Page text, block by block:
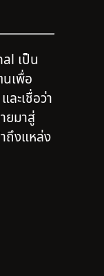
เป็น
เพื่อ
ะเชื่อว่า
ยมาสู่
ถึงแหล่ง